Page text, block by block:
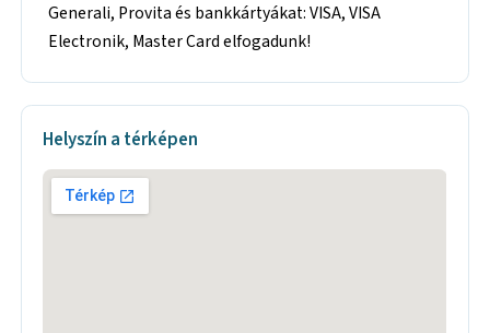
Generali, Provita és bankkártyákat: VISA, VISA
Electronik, Master Card elfogadunk!
Helyszín a térképen